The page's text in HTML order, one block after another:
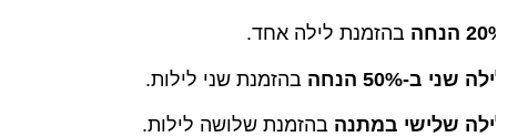
בהזמנת לילה אחד.
שני ב-50% הנחה בהזמנת שני לילות.
שלישי במתנהבהזמנת שלושה לילות.